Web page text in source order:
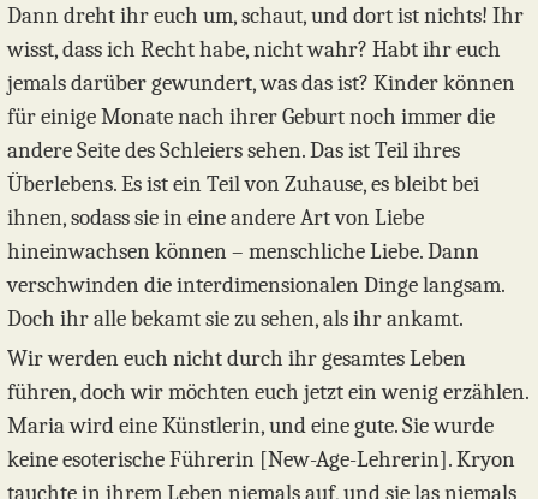
Dann dreht ihr euch um, schaut, und dort ist nichts! Ihr
wisst, dass ich Recht habe, nicht wahr? Habt ihr euch
jemals darüber gewundert, was das ist? Kinder können
für einige Monate nach ihrer Geburt noch immer die
andere Seite des Schleiers sehen. Das ist Teil ihres
Überlebens. Es ist ein Teil von Zuhause, es bleibt bei
ihnen, sodass sie in eine andere Art von Liebe
hineinwachsen können – menschliche Liebe. Dann
verschwinden die interdimensionalen Dinge langsam.
Doch ihr alle bekamt sie zu sehen, als ihr ankamt.
Wir werden euch nicht durch ihr gesamtes Leben
führen, doch wir möchten euch jetzt ein wenig erzählen.
Maria wird eine Künstlerin, und eine gute. Sie wurde
keine esoterische Führerin [New-Age-Lehrerin]. Kryon
tauchte in ihrem Leben niemals auf, und sie las niemals